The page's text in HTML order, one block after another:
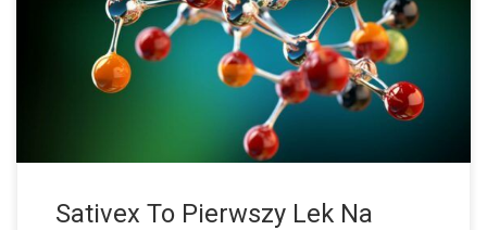
dopuszczony do obrotu w Polsce. Jest to standaryzowany
ekstrakt z konopi zawierający zarówno THC, jak i CBD. Sativex
został dopuszczony do […]
Sativex To Pierwszy Lek Na